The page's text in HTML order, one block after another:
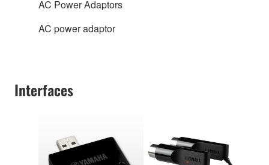
AC Power Adaptors
AC power adaptor
Interfaces